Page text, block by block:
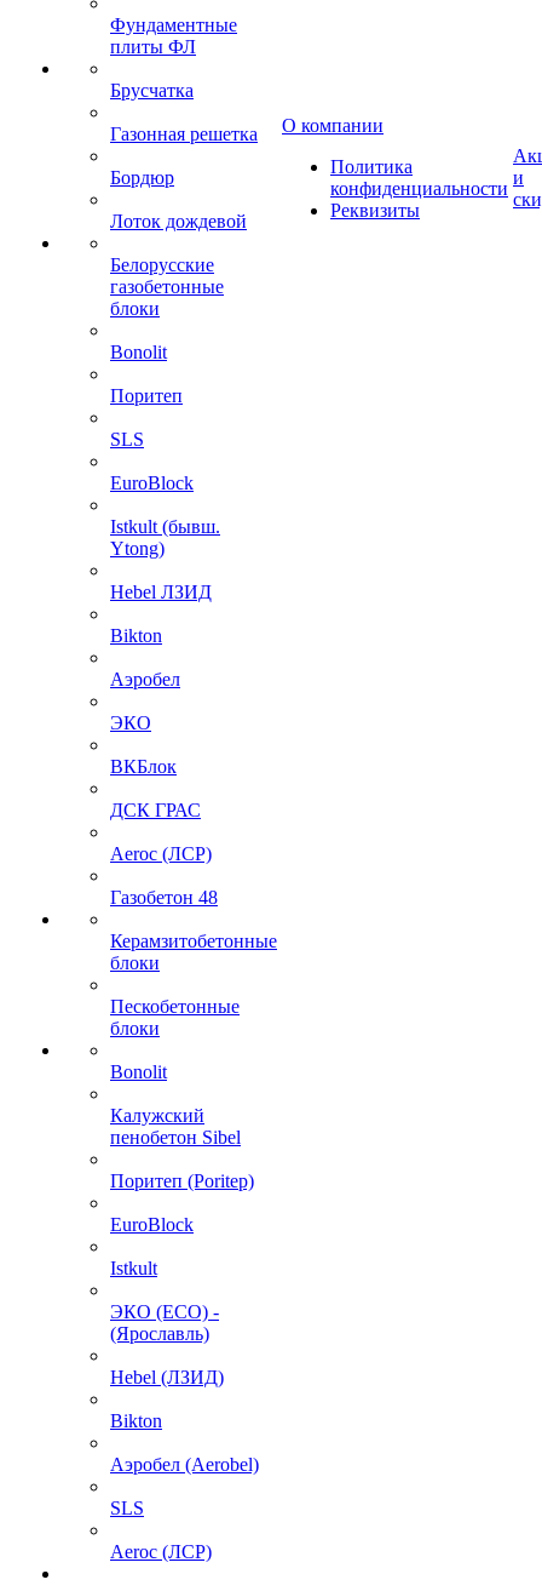
Фундаментные
плиты ФЛ
Брусчатка
Газонная решетка
Бордюр
Лоток дождевой
Белорусские
газобетонные
блоки
Bonolit
Поритеп
SLS
EuroBlock
Istkult (бывш.
Ytong)
Hebel ЛЗИД
Bikton
Аэробел
ЭКО
ВКБлок
ДСК ГРАС
Aeroc (ЛСР)
Газобетон 48
Керамзитобетонные
блоки
Пескобетонные
блоки
Bonolit
Калужский
пенобетон Sibel
Поритеп (Poritep)
EuroBlock
Istkult
ЭКО (ECO) -
(Ярославль)
Hebel (ЛЗИД)
Bikton
Аэробел (Aerobel)
SLS
Aeroc (ЛСР)
О компании
Политика
конфиденциальности
Реквизиты
и